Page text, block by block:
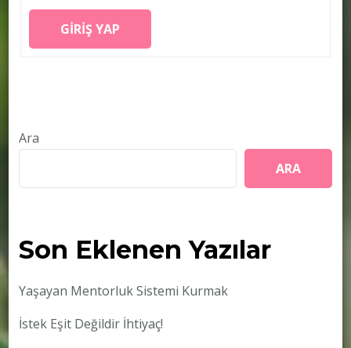
GIRIŞ YAP
Ara
ARA
Son Eklenen Yazılar
Yaşayan Mentorluk Sistemi Kurmak
İstek Eşit Değildir İhtiyaç!